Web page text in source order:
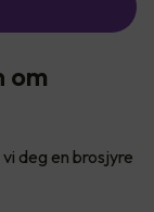
om
deg en brosjyre